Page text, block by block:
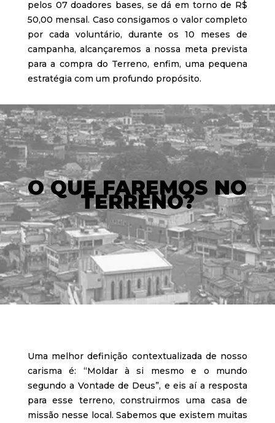
pelos 07 doadores bases, se dá em torno de R$
50,00 mensal. Caso consigamos o valor completo
por cada voluntário, durante os 10 meses de
campanha, alcançaremos a nossa meta prevista
para a compra do Terreno, enfim, uma pequena
estratégia com um profundo propósito.
O QUE FAREMOS NO
TERRENO?
Uma melhor definição contextualizada de nosso
carisma é: “Moldar à si mesmo e o mundo
segundo a Vontade de Deus”, e eis aí a resposta
para esse terreno, construirmos uma casa de
missão nesse local. Sabemos que existem muitas